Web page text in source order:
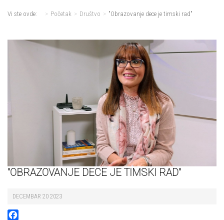
Vi ste ovde: Početak Društvo "Obrazovanje dece je timski rad"
"OBRAZOVANJE DECE JE TIMSKI RAD"
DECEMBAR 20 2023